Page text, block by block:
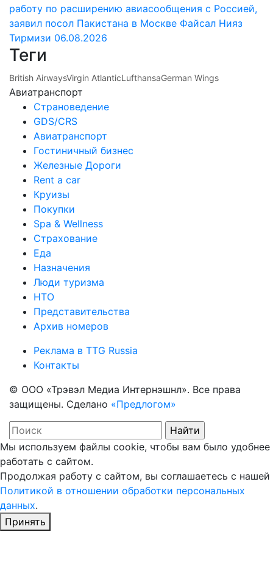
работу по расширению авиасообщения с Россией,
заявил посол Пакистана в Москве Файсал Нияз
Тирмизи 06.08.2026
Теги
British AirwaysVirgin AtlanticLufthansaGerman Wings
Авиатранспорт
Страноведение
GDS/CRS
Авиатранспорт
Гостиничный бизнес
Железные Дороги
Rent a car
Круизы
Покупки
Spa & Wellness
Страхование
Еда
Назначения
Люди туризма
НТО
Представительства
Архив номеров
Реклама в TTG Russia
Контакты
© ООО «Трэвэл Медиа Интернэшнл». Все права
защищены. Сделано «Предлогом»
Мы используем файлы cookie, чтобы вам было удобнее
работать с сайтом.
Продолжая работу с сайтом, вы соглашаетесь с нашей
Политикой в отношении обработки персональных
данных.
Принять